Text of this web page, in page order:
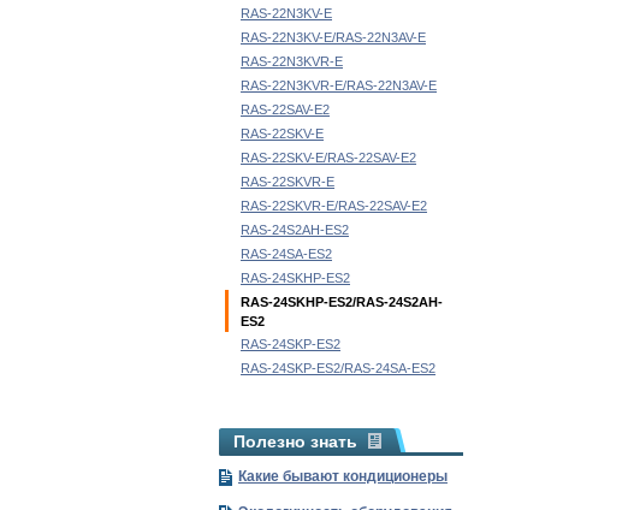
RAS-22N3KV-E
RAS-22N3KV-E/RAS-22N3AV-E
RAS-22N3KVR-E
RAS-22N3KVR-E/RAS-22N3AV-E
RAS-22SAV-E2
RAS-22SKV-E
RAS-22SKV-E/RAS-22SAV-E2
RAS-22SKVR-E
RAS-22SKVR-E/RAS-22SAV-E2
RAS-24S2AH-ES2
RAS-24SA-ES2
RAS-24SKHP-ES2
RAS-24SKHP-ES2/RAS-24S2AH-
ES2
RAS-24SKP-ES2
RAS-24SKP-ES2/RAS-24SA-ES2
Полезно знать
Какие бывают кондиционеры